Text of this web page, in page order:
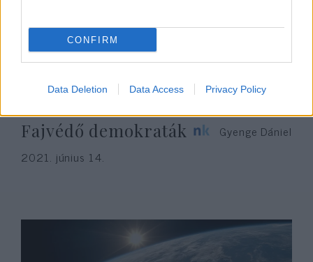
CONFIRM
Data Deletion Data Access Privacy Policy
Fajvédő demokraták
Gyenge Dániel
2021. június 14.